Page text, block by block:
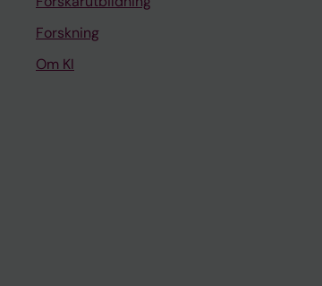
Forskning
Om KI